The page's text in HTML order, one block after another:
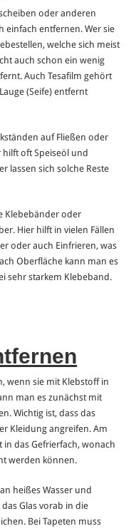
oder anderen
einfach entfernen. Wer sie
welche sich meist
auch schon ein wenig
Auch Tesafilm gehört
(Seife) entfernt
auf Fließen oder
oft Speiseöl und
lassen sich solche Reste
Klebebänder oder
Hier hilft in vielen Fällen
oder auch Einfrieren, was
Oberfläche kann man es
sehr starkem Klebeband.
wenn sie mit Klebstoff in
man es zunächst mit
Wichtig ist, dass das
Kleidung angreifen. Am
in das Gefrierfach, wonach
werden können.
heißes Wasser und
Glas vorab in die
Bei Tapeten muss